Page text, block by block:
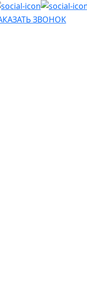
ЗВОНОК